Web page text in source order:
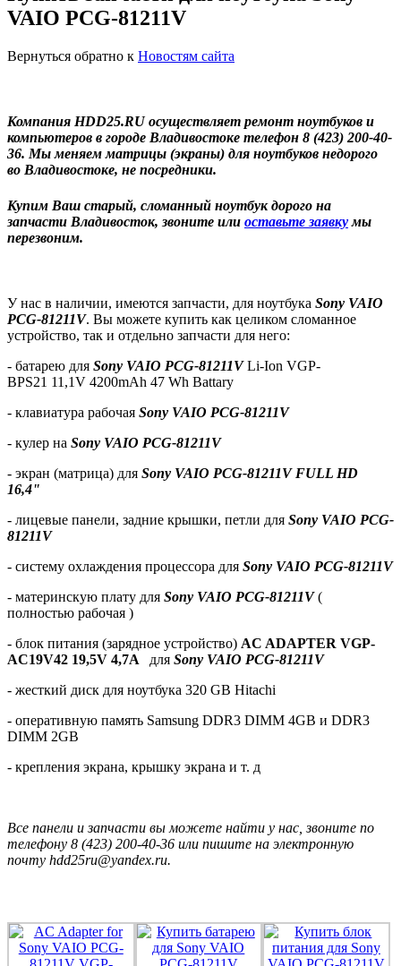
VAIO PCG-81211V
Вернуться обратно к Новостям сайта
Компания HDD25.RU осуществляет ремонт ноутбуков и
компьютеров в городе Владивостоке телефон 8 (423) 200-40-
36. Мы меняем матрицы (экраны) для ноутбуков недорого
во Владивостоке, не посредники.
Купим Ваш старый, сломанный ноутбук дорого на
запчасти Владивосток, звоните или оставьте заявкумы
перезвоним.
У нас в наличии, имеются запчасти, для ноутбука Sony VAIO
PCG-81211V. Вы можете купить как целиком сломанное
устройство, так и отдельно запчасти для него:
- батарею для Sony VAIO PCG-81211V Li-Ion VGP-
BPS21 11,1V 4200mAh 47 Wh Battary
- клавиатура рабочая Sony VAIO PCG-81211V
- кулер на Sony VAIO PCG-81211V
- экран (матрица) для Sony VAIO PCG-81211V FULL HD
16,4"
- лицевые панели, задние крышки, петли для Sony VAIO PCG-
81211V
- систему охлаждения процессора для Sony VAIO PCG-81211V
- материнскую плату для Sony VAIO PCG-81211V (
полностью рабочая )
- блок питания (зарядное устройство) AC ADAPTER VGP-
AC19V42 19,5V 4,7A
для Sony VAIO PCG-81211V
- жесткий диск для ноутбука 320 GB Hitachi
- оперативную память Samsung DDR3 DIMM 4GB и DDR3
DIMM 2GB
- крепления экрана, крышку экрана и т. д
Все панели и запчасти вы можете найти у нас, звоните по
телефону 8 (423) 200-40-36 или пишите на электронную
почту hdd25ru@yandex.ru.